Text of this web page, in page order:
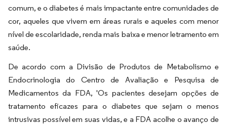
comum, e o diabetes é mais impactante entre comunidades de
cor, aqueles que vivem em áreas rurais e aqueles com menor
nível de escolaridade, renda mais baixa e menor letramento em
saúde.
De acordo com a Divisão de Produtos de Metabolismo e
Endocrinologia do Centro de Avaliação e Pesquisa de
Medicamentos da FDA, 'Os pacientes desejam opções de
tratamento eficazes para o diabetes que sejam o menos
intrusivas possível em suas vidas, e a FDA acolhe o avanço de